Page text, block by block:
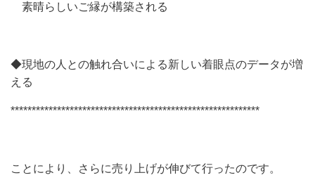
素晴らしいご縁が構築される
◆現地の人との触れ合いによる新しい着眼点のデータが増
える
***********************************************************
ことにより、さらに売り上げが伸びて行ったのです。